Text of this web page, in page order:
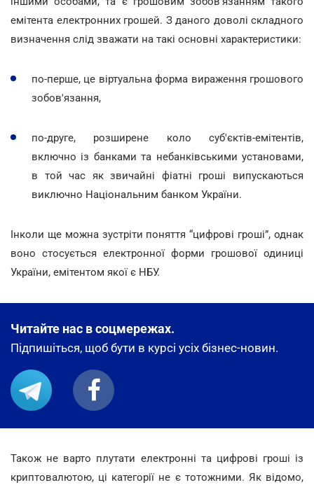
емітента електронних грошей. З даного доволі складного
визначення слід зважати на такі основні характеристики:
по-перше, це віртуальна форма вираження грошового
зобов'язання,
по-друге, розширене коло суб'єктів-емітентів,
включно із банками та небанківськими установами,
в той час як звичайні фіатні гроші випускаються
виключно Національним банком України.
Інколи ще можна зустріти поняття “цифрові гроші”, однак
воно стосується електронної форми грошової одиниці
України, емітентом якої є НБУ.
Читайте нас в соцмережах.
Підпишіться, щоб бути в курсі усіх бізнес-новин.
Також не варто плутати електронні та цифрові гроші із
криптовалютою, ці категорії не є тотожними. Як відомо,